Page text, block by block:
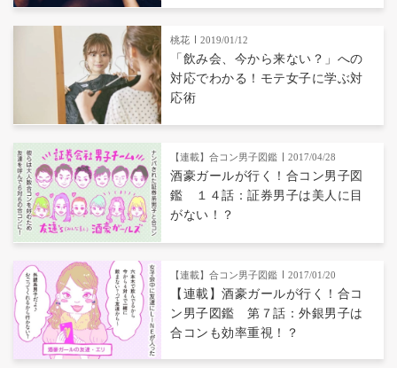
桃花 2019/01/12
「飲み会、今から来ない？」への
対応でわかる！モテ女子に学ぶ対
応術
【連載】合コン男子図鑑 2017/04/28
酒豪ガールが行く！合コン男子図
鑑 １４話：証券男子は美人に目
がない！？
【連載】合コン男子図鑑 2017/01/20
【連載】酒豪ガールが行く！合コ
ン男子図鑑 第７話：外銀男子は
合コンも効率重視！？